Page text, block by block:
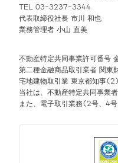
TEL 03-3237-3344
代表取締役社長 市川 和也
業務管理者 小山 直美
不動産特定共同事業許可番号
第二種金融商品取引業者 関
宅地建物取引業 東京都知事
当社は、不動産特定共同事業
また、電子取引業務(2号、4号